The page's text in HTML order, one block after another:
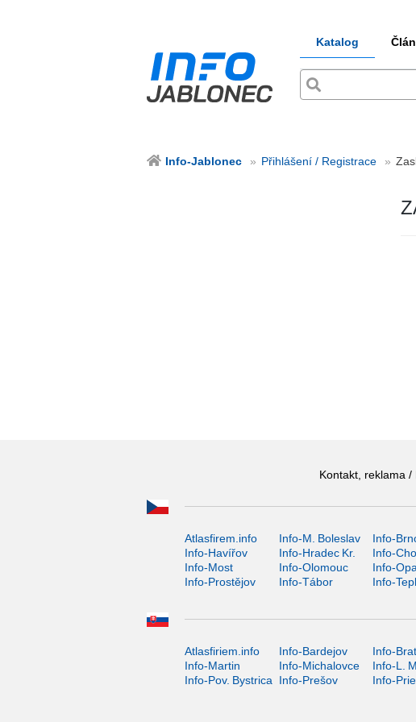
Katalog
Info-Jablonec Přihlášení / Registrace
Kontakt, reklama /
Atlasfirem.info Info-M. Boleslav Info-
Info-Havířov
Info-Hradec Kr. Info-
Info-Most
Info-Olomouc Info-
Info-Prostějov
Info-Tábor Info-
Atlasfiriem.info Info-Bardejov Info-
Info-Martin
Info-Michalovce Info-L.
Info-Pov. Bystrica
Info-Prešov Info-